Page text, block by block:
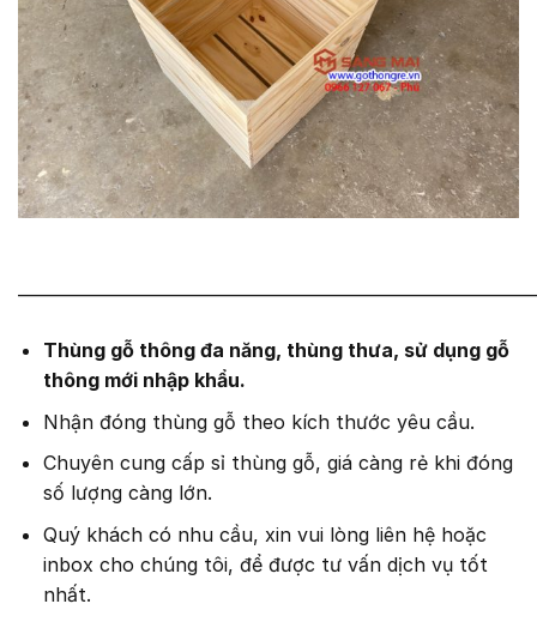
Thùng gỗ thông đa năng, thùng thưa, sử dụng gỗ
thông mới nhập khẩu.
Nhận đóng thùng gỗ theo kích thước yêu cầu.
Chuyên cung cấp sỉ thùng gỗ, giá càng rẻ khi đóng
số lượng càng lớn.
Quý khách có nhu cầu, xin vui lòng liên hệ hoặc
inbox cho chúng tôi, để được tư vấn dịch vụ tốt
nhất.